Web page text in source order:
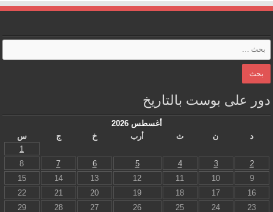
دور على بوست بالتاريخ
أغسطس 2026
د
ن ث أرب خ ج
س
1
2
3
4
5
6
7
8
9
10
11
12
13
14
15
16
17
18
19
20
21
22
23
24
25
26
27
28
29